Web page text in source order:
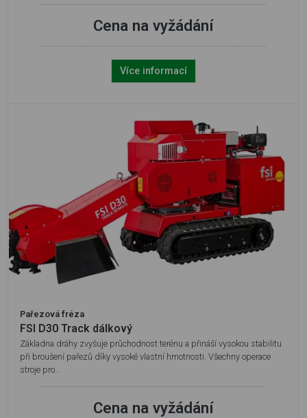
Cena na vyžádání
Více informací
Pařezová fréza
FSI D30 Track dálkový
Základna dráhy zvyšuje průchodnost terénu a přináší vysokou stabilitu
při broušení pařezů díky vysoké vlastní hmotnosti. Všechny operace
stroje pro…
Cena na vyžádání